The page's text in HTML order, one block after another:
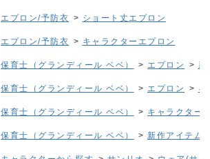
エプロン/予防衣 > ショート丈エプロン
エプロン/予防衣 > キャラクターエプロン
保育士（グランディール ベベ） > エプロン > 新
保育士（グランディール ベベ） > エプロン > キ
保育士（グランディール ベベ） > キャラクター
保育士（グランディール ベベ） > 新作アイテム